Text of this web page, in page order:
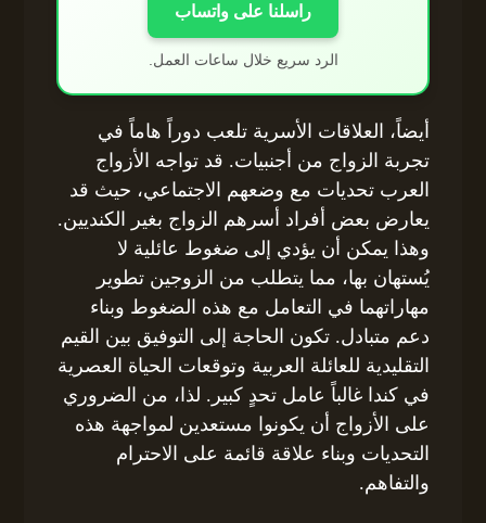
راسلنا على واتساب
الرد سريع خلال ساعات العمل.
أيضاً، العلاقات الأسرية تلعب دوراً هاماً في
تجربة الزواج من أجنبيات. قد تواجه الأزواج
العرب تحديات مع وضعهم الاجتماعي، حيث قد
يعارض بعض أفراد أسرهم الزواج بغير الكنديين.
وهذا يمكن أن يؤدي إلى ضغوط عائلية لا
يُستهان بها، مما يتطلب من الزوجين تطوير
مهاراتهما في التعامل مع هذه الضغوط وبناء
دعم متبادل. تكون الحاجة إلى التوفيق بين القيم
التقليدية للعائلة العربية وتوقعات الحياة العصرية
في كندا غالباً عامل تحدٍ كبير. لذا، من الضروري
على الأزواج أن يكونوا مستعدين لمواجهة هذه
التحديات وبناء علاقة قائمة على الاحترام
والتفاهم.